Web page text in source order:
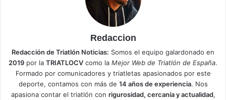
Redaccion
Redacción de Triatlón Noticias: Somos el equipo galardonado en
2019 por la TRIATLOCV como la Mejor Web de Triatlón de España.
Formado por comunicadores y triatletas apasionados por este
deporte, contamos con más de 14 años de experiencia. Nos
apasiona contar el triatlón con rigurosidad, cercanía y actualidad,